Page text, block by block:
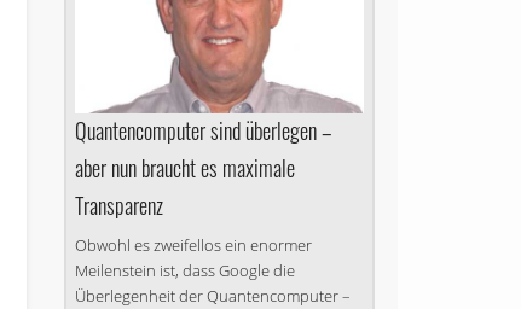
Quantencomputer sind überlegen –
aber nun braucht es maximale
Transparenz
Obwohl es zweifellos ein enormer
Meilenstein ist, dass Google die
Überlegenheit der Quantencomputer –